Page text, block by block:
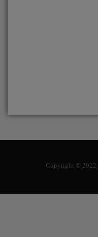
Copyright © 2022